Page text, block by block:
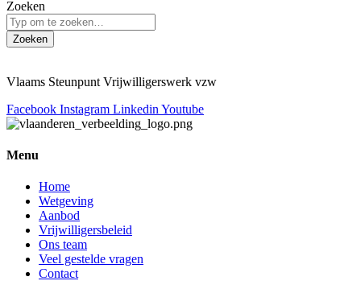
Zoeken
Zoeken
Vlaams Steunpunt Vrijwilligerswerk vzw
Facebook Instagram Linkedin Youtube
Menu
Home
Wetgeving
Aanbod
Vrijwilligersbeleid
Ons team
Veel gestelde vragen
Contact